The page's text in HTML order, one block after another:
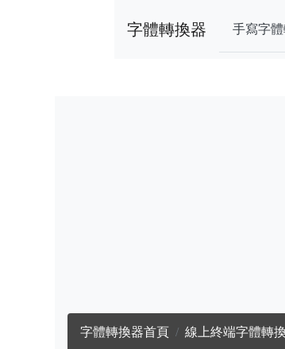
字體轉換器 手寫字
字體轉換器首頁 線上終端字體轉